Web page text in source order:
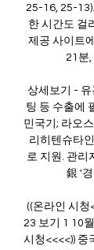
25-16, 25-13)
한 시간도 걸
제공 사이트
21분,
상세보기 - 유
팅 등 수출에
민국기; 라오
리히텐슈타
로 지원. 관리
銀 '경
((온라인 시청
23 보기 1 10
시청<<<<)) 중